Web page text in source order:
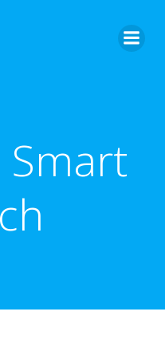
Smart